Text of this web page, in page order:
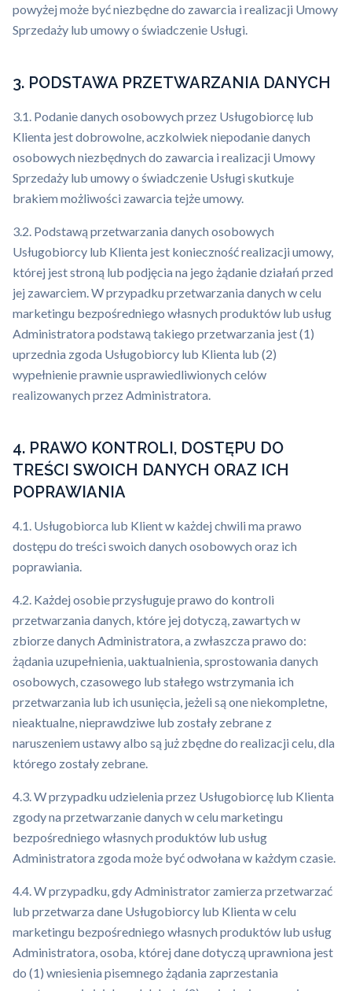
powyżej może być niezbędne do zawarcia i realizacji Umowy
Sprzedaży lub umowy o świadczenie Usługi.
3. PODSTAWA PRZETWARZANIA DANYCH
3.1. Podanie danych osobowych przez Usługobiorcę lub
Klienta jest dobrowolne, aczkolwiek niepodanie danych
osobowych niezbędnych do zawarcia i realizacji Umowy
Sprzedaży lub umowy o świadczenie Usługi skutkuje
brakiem możliwości zawarcia tejże umowy.
3.2. Podstawą przetwarzania danych osobowych
Usługobiorcy lub Klienta jest konieczność realizacji umowy,
której jest stroną lub podjęcia na jego żądanie działań przed
jej zawarciem. W przypadku przetwarzania danych w celu
marketingu bezpośredniego własnych produktów lub usług
Administratora podstawą takiego przetwarzania jest (1)
uprzednia zgoda Usługobiorcy lub Klienta lub (2)
wypełnienie prawnie usprawiedliwionych celów
realizowanych przez Administratora.
4. PRAWO KONTROLI, DOSTĘPU DO
TREŚCI SWOICH DANYCH ORAZ ICH
POPRAWIANIA
4.1. Usługobiorca lub Klient w każdej chwili ma prawo
dostępu do treści swoich danych osobowych oraz ich
poprawiania.
4.2. Każdej osobie przysługuje prawo do kontroli
przetwarzania danych, które jej dotyczą, zawartych w
zbiorze danych Administratora, a zwłaszcza prawo do:
żądania uzupełnienia, uaktualnienia, sprostowania danych
osobowych, czasowego lub stałego wstrzymania ich
przetwarzania lub ich usunięcia, jeżeli są one niekompletne,
nieaktualne, nieprawdziwe lub zostały zebrane z
naruszeniem ustawy albo są już zbędne do realizacji celu, dla
którego zostały zebrane.
4.3. W przypadku udzielenia przez Usługobiorcę lub Klienta
zgody na przetwarzanie danych w celu marketingu
bezpośredniego własnych produktów lub usług
Administratora zgoda może być odwołana w każdym czasie.
4.4. W przypadku, gdy Administrator zamierza przetwarzać
lub przetwarza dane Usługobiorcy lub Klienta w celu
marketingu bezpośredniego własnych produktów lub usług
Administratora, osoba, której dane dotyczą uprawniona jest
do (1) wniesienia pisemnego żądania zaprzestania